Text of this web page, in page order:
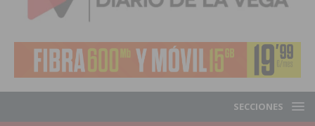
SECCIONES